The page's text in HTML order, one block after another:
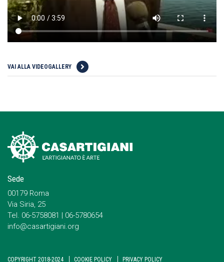
VAI ALLA VIDEOGALLERY
Sede
00179 Roma
Via Siria, 25
Tel. 06-5758081 | 06-5780654
info@casartigiani.org
COPYRIGHT 2018-2024 COOKIE POLICY PRIVACY POLICY